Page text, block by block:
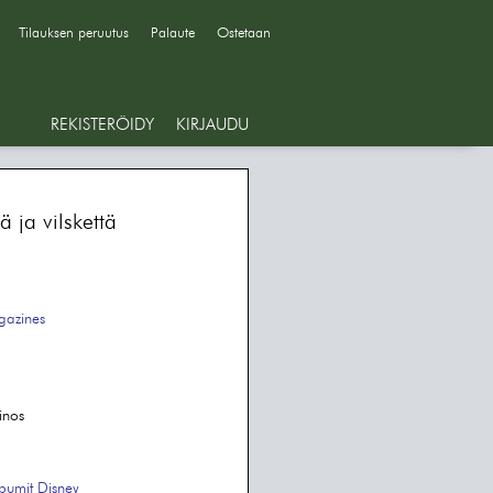
Tilauksen peruutus Palaute Ostetaan
REKISTERÖIDY KIRJAUDU
ja vilskettä
Disney